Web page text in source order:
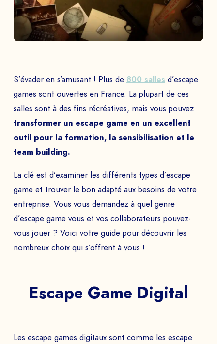
S’évader en s’amusant ! Plus de 800 salles d’escape
games sont ouvertes en France. La plupart de ces
salles sont à des fins récréatives, mais vous pouvez
transformer un escape game en un excellent
outil pour la formation, la sensibilisation et le
team building.
La clé est d’examiner les différents types d’escape
game et trouver le bon adapté aux besoins de votre
entreprise. Vous vous demandez à quel genre
d’escape game vous et vos collaborateurs pouvez-
vous jouer ? Voici votre guide pour découvrir les
nombreux choix qui s’offrent à vous !
Escape Game Digital
Les escape games digitaux sont comme les escape